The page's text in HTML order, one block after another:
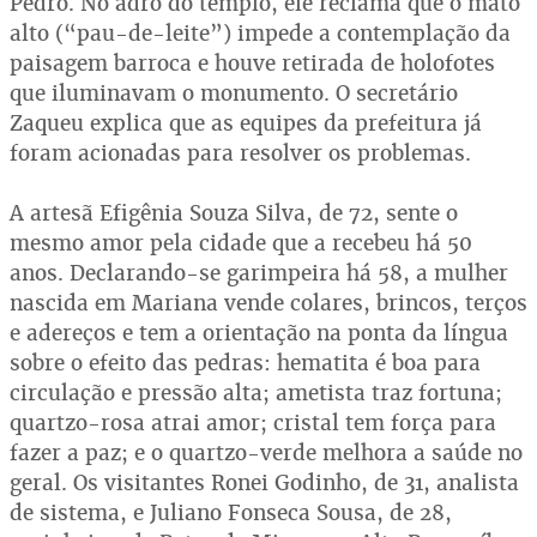
alto (“pau-de-leite”) impede a contemplação da
paisagem barroca e houve retirada de holofotes
que iluminavam o monumento. O secretário
Zaqueu explica que as equipes da prefeitura já
foram acionadas para resolver os problemas.
A artesã Efigênia Souza Silva, de 72, sente o
mesmo amor pela cidade que a recebeu há 50
anos. Declarando-se garimpeira há 58, a mulher
nascida em Mariana vende colares, brincos, terços
e adereços e tem a orientação na ponta da língua
sobre o efeito das pedras: hematita é boa para
circulação e pressão alta; ametista traz fortuna;
quartzo-rosa atrai amor; cristal tem força para
fazer a paz; e o quartzo-verde melhora a saúde no
geral. Os visitantes Ronei Godinho, de 31, analista
de sistema, e Juliano Fonseca Sousa, de 28,